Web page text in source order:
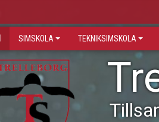
SIMSKOLA TEKNIKSIMSKOLA